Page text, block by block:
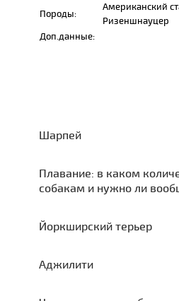
Породы:
Американский
Ризеншнауцер
Доп.данные:
Шарпей
Плавание: в каком
собакам и нужно ли
Йоркширский терьер
Аджилити